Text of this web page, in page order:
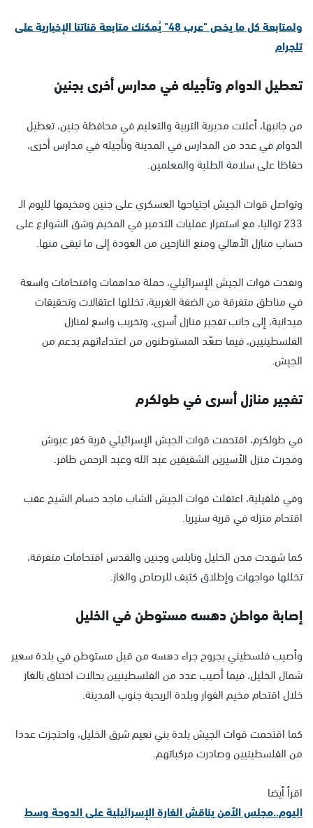
ولمتابعة كل ما يخص "عرب 48" يُمكنك متابعة قناتنا الإخبارية على
تلجرام
تعطيل الدوام وتأجيله في مدارس أخرى بجنين
من جانبها، أعلنت مديرية التربية والتعليم في محافظة جنين، تعطيل
الدوام في عدد من المدارس في المدينة وتأجيله في مدارس أخرى،
حفاظا على سلامة الطلبة والمعلمين.
وتواصل قوات الجيش اجتياحها العسكري على جنين ومخيمها لليوم الـ
233 تواليا، مع استمرار عمليات التدمير في المخيم وشق الشوارع على
حساب منازل الأهالي ومنع النازحين من العودة إلى ما تبقى منها.
ونفذت قوات الجيش الإسرائيلي، حملة مداهمات واقتحامات واسعة
في مناطق متفرقة من الضفة الغربية، تخللها اعتقالات وتحقيقات
ميدانية، إلى جانب تفجير منازل أسرى، وتخريب واسع لمنازل
الفلسطينيين، فيما صعّد المستوطنون من اعتداءاتهم بدعم من
الجيش.
تفجير منازل أسرى في طولكرم
في طولكرم، اقتحمت قوات الجيش الإسرائيلي قرية كفر عبوش
وفجرت منزل الأسيرين الشقيقين عبد الله وعبد الرحمن ظافر.
وفي قلقيلية، اعتقلت قوات الجيش الشاب ماجد حسام الشيخ عقب
اقتحام منزله في قرية سنيريا.
كما شهدت مدن الخليل ونابلس وجنين والقدس اقتحامات متفرقة،
تخللها مواجهات وإطلاق كثيف للرصاص والغاز.
إصابة مواطن دهسه مستوطن في الخليل
وأصيب فلسطيني بجروح جراء دهسه من قبل مستوطن في بلدة سعير
شمال الخليل، فيما أصيب عدد من الفلسطينيين بحالات اختناق بالغاز
خلال اقتحام مخيم الفوار وبلدة الريحية جنوب المدينة.
كما اقتحمت قوات الجيش بلدة بني نعيم شرق الخليل، واحتجزت عددا
من الفلسطينيين وصادرت مركباتهم.
اقرأ أيضا
اليوم..مجلس الأمن يناقش الغارة الإسرائيلية على الدوحة وسط